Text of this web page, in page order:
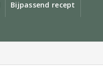
Bijpassend recept